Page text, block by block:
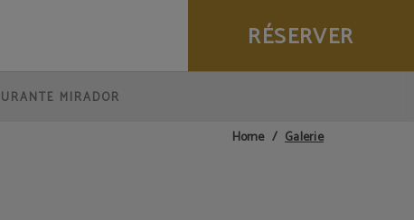
RÉSERVER
MIRADOR
Home Galerie